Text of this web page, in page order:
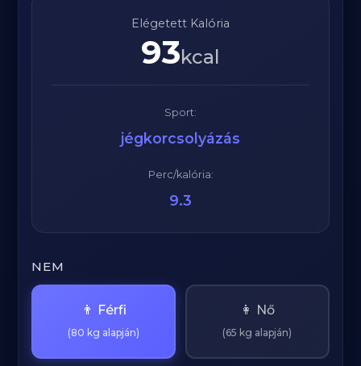
Elégetett Kalória
93kcal
Sport:
jégkorcsolyázás
Perc/kalória:
9.3
NEM
👨 Férfi
(80 kg alapján)
👩 Nő
(65 kg alapján)